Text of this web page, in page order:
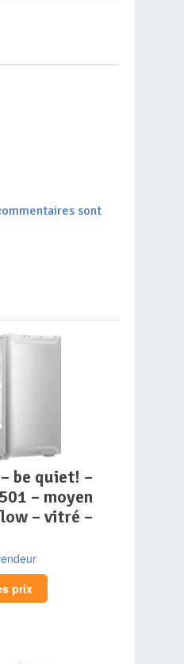
sont
– moyen
– vitré –
prix